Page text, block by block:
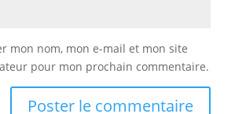
mon nom, mon e-mail et mon site
pour mon prochain commentaire.